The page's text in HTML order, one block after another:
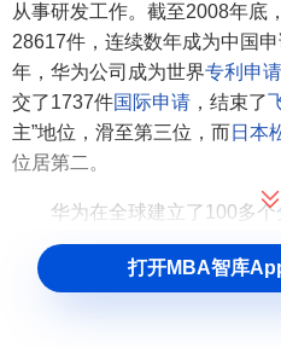
从事研发工作。截至2008年底
28617件，连续数年成为中国
年，华为公司成为世界专利申请
交了1737件国际申请 ，结束了
主”地位，滑至第三位，而日本
位居第二。
华为在全球建立了100多个
及全球，能够为客户提供快速
产品和解决方案已经应用于全
打开MBA智库